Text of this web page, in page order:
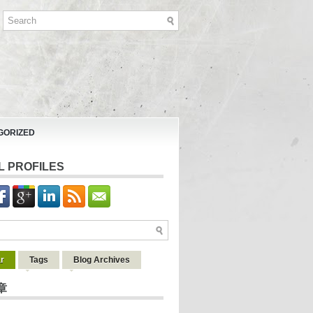
PROFILES
Tags Blog Archives